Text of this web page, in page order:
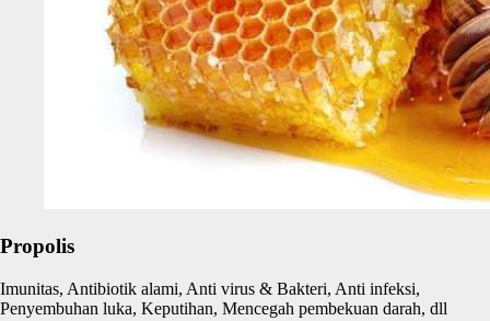
Propolis
Imunitas, Antibiotik alami, Anti virus & Bakteri, Anti infeksi,
Penyembuhan luka, Keputihan, Mencegah pembekuan darah, dll